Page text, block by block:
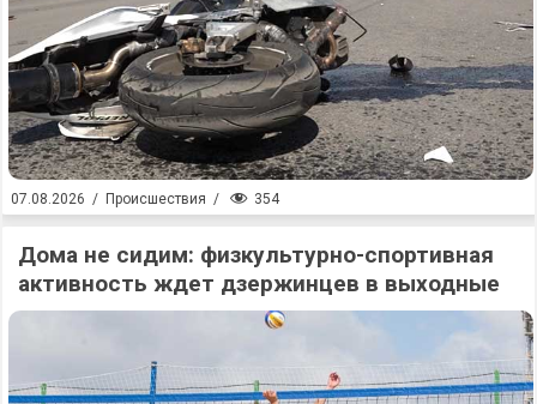
07.08.2026 / Происшествия / 354
Дома не сидим: физкультурно-спортивная
активность ждет дзержинцев в выходные